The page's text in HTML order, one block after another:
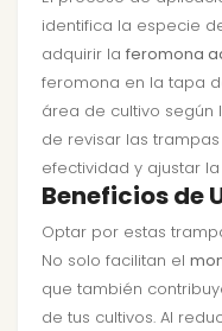
identifica la especie
adquirir la feromona
feromona en la tapa
área de cultivo según
de revisar las
efectividad y ajustar
Beneficios de
Optar por estas
No solo facilitan el
que también
de tus cultivos. Al